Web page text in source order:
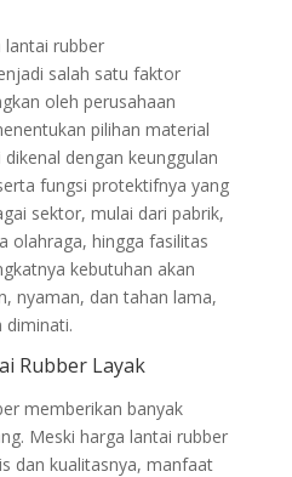
salah satu faktor
oleh perusahaan
pilihan material
dengan keunggulan
fungsi protektifnya yang
sektor, mulai dari pabrik,
olahraga, hingga fasilitas
kebutuhan akan
nyaman, dan tahan lama,
diminati.
Rubber Layak
memberikan banyak
Meski harga lantai rubber
dan kualitasnya, manfaat